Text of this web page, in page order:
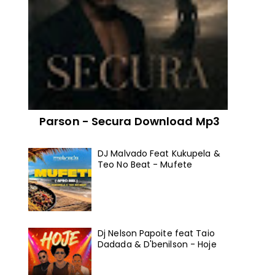
Parson - Secura Download Mp3
DJ Malvado Feat Kukupela &
Teo No Beat - Mufete
Dj Nelson Papoite feat Taio
Dadada & D'benilson - Hoje